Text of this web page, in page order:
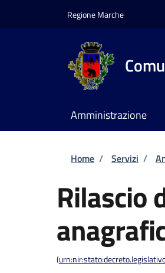
Regione Marche
Amministrazione
Briciole
Home / Servizi /
Rilascio
(